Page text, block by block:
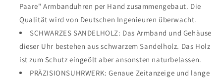
Paare" Armbanduhren per Hand zusammengebaut. Die
Qualität wird von Deutschen Ingenieuren überwacht.
SCHWARZES SANDELHOLZ: Das Armband und Gehäuse
dieser Uhr bestehen aus schwarzem Sandelholz. Das Holz
ist zum Schutz eingeölt aber ansonsten naturbelassen.
PRÄZISIONSUHRWERK: Genaue Zeitanzeige und lange